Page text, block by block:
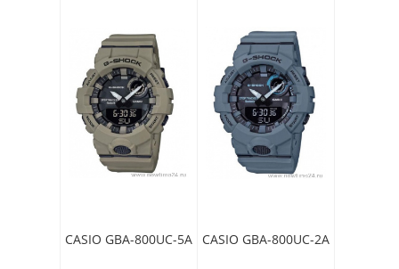
CASIO GBA-800UC-5A CASIO GBA-800UC-2A